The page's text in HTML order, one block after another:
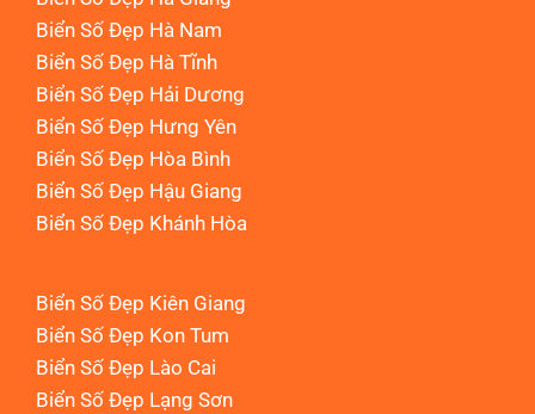
Biển Số Đẹp Hà Nam
Biển Số Đẹp Hà Tĩnh
Biển Số Đẹp Hải Dương
Biển Số Đẹp Hưng Yên
Biển Số Đẹp Hòa Bình
Biển Số Đẹp Hậu Giang
Biển Số Đẹp Khánh Hòa
Biển Số Đẹp Kiên Giang
Biển Số Đẹp Kon Tum
Biển Số Đẹp Lào Cai
Biển Số Đẹp Lạng Sơn